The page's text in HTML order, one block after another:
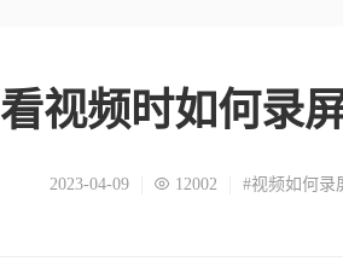
看视频时如何录
2023-04-09 12002 #视频如何录